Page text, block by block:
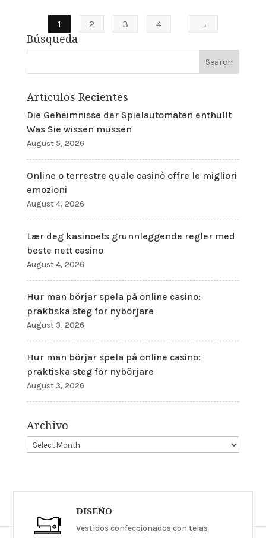
1 2 3 4 →
Búsqueda
Artículos Recientes
Die Geheimnisse der Spielautomaten enthüllt
Was Sie wissen müssen
August 5, 2026
Online o terrestre quale casinò offre le migliori
emozioni
August 4, 2026
Lær deg kasinoets grunnleggende regler med
beste nett casino
August 4, 2026
Hur man börjar spela på online casino:
praktiska steg för nybörjare
August 3, 2026
Hur man börjar spela på online casino:
praktiska steg för nybörjare
August 3, 2026
Archivo
DISEÑO
Vestidos confeccionados con telas